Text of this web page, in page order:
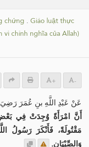
chứng . Giáo luật thực
vì chính nghĩa của Allah)
+ -
عَنْ عَبْدِ اللَّهِ بنِ عُمَرَ رَضِيَ
أَنَّ امْرَأَةً وُجِدَتْ فِي
مَقْتُولَةً، فَأَنْكَرَ رَسُولُ
وَالصِّبْيَانِ.